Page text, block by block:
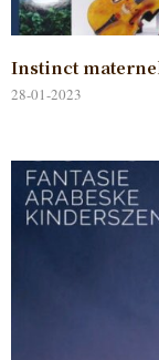
Instinct
28-01-2023